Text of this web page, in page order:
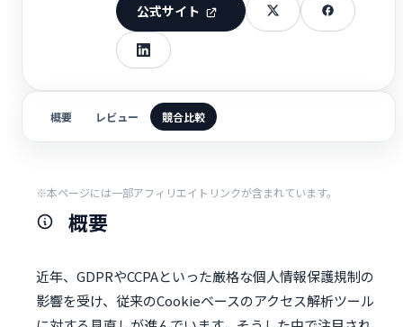
公式サイト
概要 レビュー 競合比較
※本ページには一部アフィリエイトリンクが含まれています。
概要
近年、GDPRやCCPAといった厳格な個人情報保護規制の
影響を受け、従来のCookieベースのアクセス解析ツール